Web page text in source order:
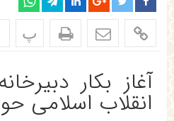
پ
آغاز بکار
انقلاب اسلامی